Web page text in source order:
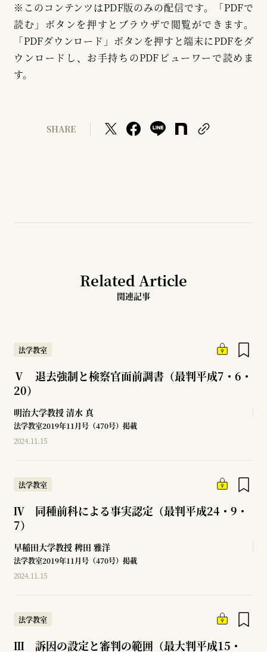
※このコンテンツはPDF版のみの配信です。「PDFで
読む」ボタンを押すとブラウザで閲覧ができます。
「PDFダウンロード」ボタンを押すと端末にPDFをダ
ウンロードし、お手持ちのPDFビューワーで読めま
す。
SHARE
Related Article
関連記事
法学教室
Ⅴ 退去強制と検察官面前調書（最判平成7・6・
20）
明治大学教授 清水 真
法学教室2019年11月号（470号）掲載
2024.11.15
法学教室
Ⅳ 同種前科による事実認定（最判平成24・9・
7）
早稲田大学教授 稗田 雅洋
法学教室2019年11月号（470号）掲載
2024.11.15
法学教室
Ⅲ 訴因の設定と審判の範囲（最大判平成15・